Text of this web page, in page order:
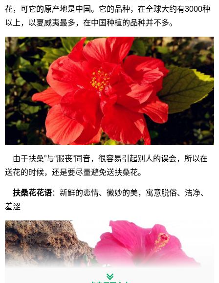
花，可它的原产地是中国。它的品种，在全球大约有3000种
以上，以夏威夷最多，在中国种植的品种并不多。
由于扶桑”与“服丧”同音，很容易引起别人的误会，所以在
送花的时候，还是要尽量避免送扶桑花。
扶桑花花语：新鲜的恋情、微妙的美，寓意脱俗、洁净、
羞涩